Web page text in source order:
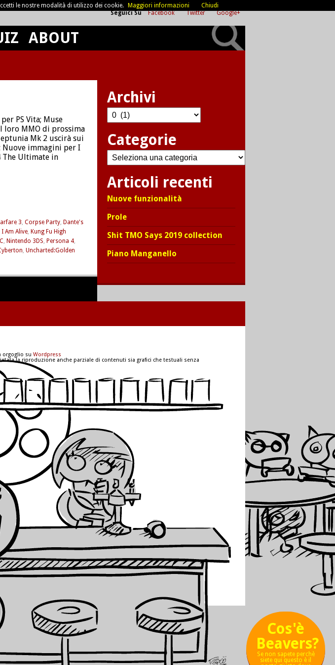
Cos'è
Beavers?
Se non sapete perchè
siete qui questo è il
Seguici Su Facebook Twitter Google+
ABOUT
PS Vita; Muse
loro MMO di prossima
Mk 2 uscirà sui
Nuove immagini per I
The Ultimate in
3, Corpse Party, Dante's
I Am Alive, Kung Fu High
, Nintendo 3DS, Persona 4,
, Uncharted:Golden
Archivi
Archivi
Categorie
Categorie
Articoli recenti
Nuove funzionalità
Prole
Shit TMO Says 2019 collection
Piano Manganello
orgoglio su Wordpress
la riproduzione anche parziale di contenuti sia grafici che testuali senza
le nostre modalità di utilizzo dei cookie. Maggiori informazioni Chiudi